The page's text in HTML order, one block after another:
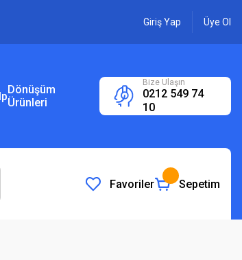
Giriş Yap Üye Ol
Dönüşüm
Ürünleri
Bize Ulaşın
0212 549 74
10
Favoriler Sepetim